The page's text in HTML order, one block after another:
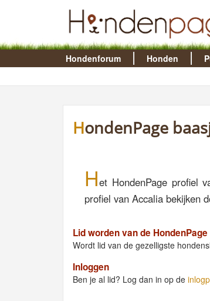
Hondenforum Honden
HondenPage
Het HondenPage profiel
profiel van Accalia bekijken
Lid worden van de HondenPage
Wordt lid van de gezelligste
Inloggen
Ben je al lid? Log dan in op de